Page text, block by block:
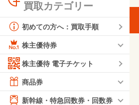
買取カテゴリー
初めての方へ：買取手順
株主優待券
株主優待 電子チケット
商品券
新幹線・特急回数券・回数券